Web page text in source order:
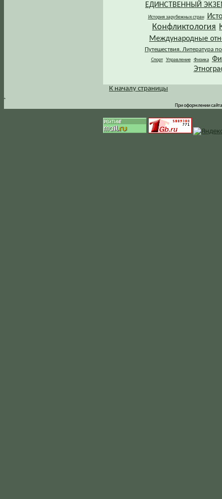
ЕДИНСТВЕННЫЙ
История зарубежных стран
Конфликтология
Международные
Путешествия. Литература
Спорт Управление Физика
.
К началу страницы
При оформлении